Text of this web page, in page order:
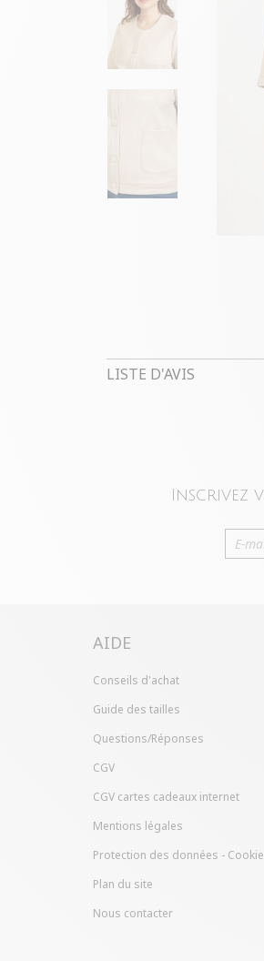
LISTE D'AVIS
Inscrivez
AIDE
Conseils d'achat
Guide des tailles
Questions/Réponses
CGV
CGV cartes cadeaux internet
Mentions légales
Protection des données -
Plan du site
Nous contacter